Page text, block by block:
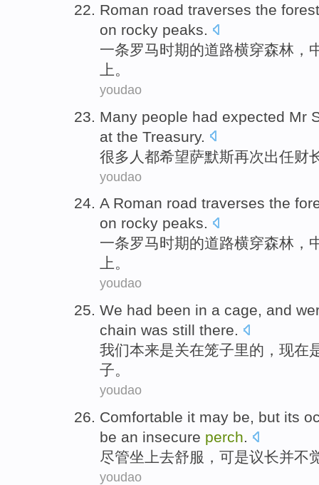
Roman road traverses the forest
on rocky peaks.
一条罗马时期的道路横穿森林 ，
上。
youdao
Many people had expected Mr
at the Treasury.
很多 人 都希望萨默斯再次出任财
youdao
A Roman road traverses the
on rocky peaks.
一条罗马时期的道路横穿森林 ，
上。
youdao
We had been in a cage, and
chain was still there.
我们本来是关在笼子里的， 现在
子。
youdao
Comfortable it may be, but its
be an insecure perch.
尽管坐上去舒服 ， 可是议长并不
youdao